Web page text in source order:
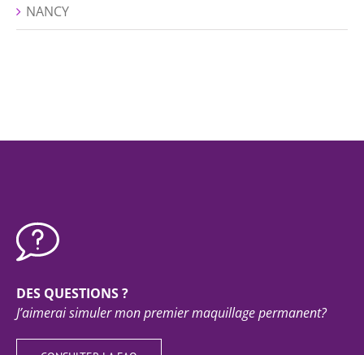
NANCY
DES QUESTIONS ?
J’aimerai simuler mon premier maquillage permanent?